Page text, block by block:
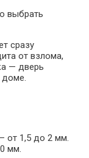
выбрать
сразу
от взлома,
— дверь
доме.
от 1,5 до 2 мм.
мм.